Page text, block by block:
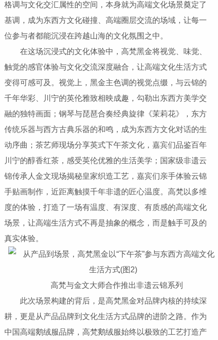
格调与文化交汇属性的空间，本身就为高端文化场景奠定了
基调，成为东西方文化碰撞、高端圈层交流的场域，让每一
位参与者都能沉浸在跨越山海的文化氛围之中。
在这场沉浸式的文化体验中，高梵黑金将视觉、味觉、
触觉的感官体验与文化交流深度融合，让高端文化生活方式
变得可感可及。视觉上，黑金主色调的视觉点缀，与云锦的
千年华彩、川宁的英伦雅致相映成趣，勾勒出东西方美学交
融的独特画面；钢琴与琵琶合奏经典旋律《茉莉花》，东方
传统乐器与西方古典乐器的和鸣，成为东西方文化对话的生
动序曲；茶艺师现场分享英式下午茶文化，嘉宾们品鉴百年
川宁的醇香红茶，感受英伦优雅的生活美学；国家级非遗云
锦传承人金文现场揭秘皇家织造工艺，嘉宾们亲手体验云锦
手贴画制作，近距离触摸千年非遗的匠心温度。高梵以多维
度的体验，打造了一场有温度、有深度、有质感的高端文化
场景，让高端生活方式不再是抽象的概念，而是触手可及的
真实体验。
高梵与金文大师合作推出非遗云锦系列
此次场景构建的背后，是高梵黑金对品牌内核的持续深
耕，更是从产品品牌到文化生活方式品牌的进阶之路。作为
中国高端鹅绒服品牌，高梵鹅绒服始终以极致的工艺打造产